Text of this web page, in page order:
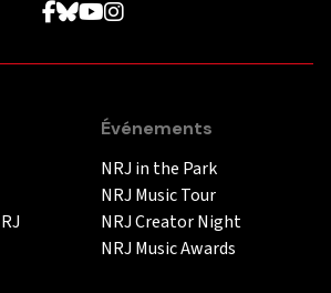
Événements
NRJ in the Park
NRJ Music Tour
NRJ Creator Night
NRJ Music Awards